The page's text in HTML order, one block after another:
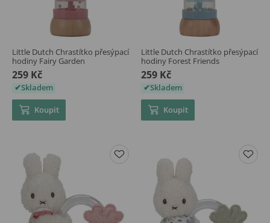
Little Dutch Chrastítko přesýpací
hodiny Fairy Garden
259 Kč
Skladem
Koupit
Little Dutch Chrastítko přesýpací
hodiny Forest Friends
259 Kč
Skladem
Koupit